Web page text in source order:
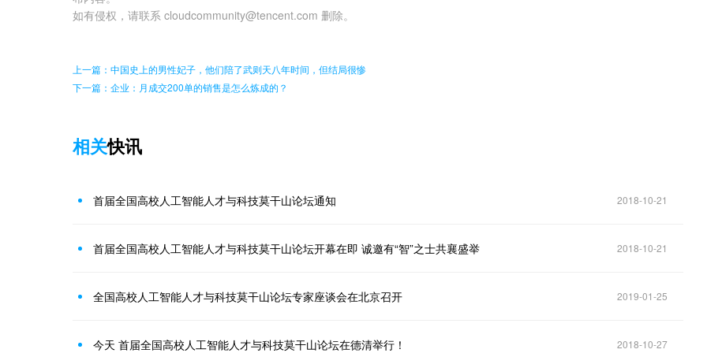
如有侵权，请联系 cloudcommunity@tencent.com 删除。
上一篇：中国史上的男性妃子，他们陪了武则天八年时间，但结局很惨
下一篇：企业：月成交200单的销售是怎么炼成的？
相关快讯
首届全国高校人工智能人才与科技莫干山论坛通知 2018-10-21
首届全国高校人工智能人才与科技莫干山论坛开幕在即 诚邀有“智”之士共襄盛举 2018-10-21
全国高校人工智能人才与科技莫干山论坛专家座谈会在北京召开 2019-01-25
今天 首届全国高校人工智能人才与科技莫干山论坛在德清举行！ 2018-10-27